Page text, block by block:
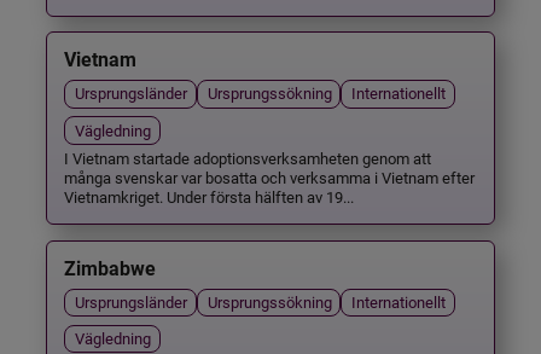
Vietnam
Ursprungsländer Ursprungssökning
Internationellt
Vägledning
I Vietnam startade adoptionsverksamheten genom att
många svenskar var bosatta och verksamma i Vietnam efter
Vietnamkriget. Under första hälften av 19...
Zimbabwe
Ursprungsländer Ursprungssökning
Internationellt
Vägledning